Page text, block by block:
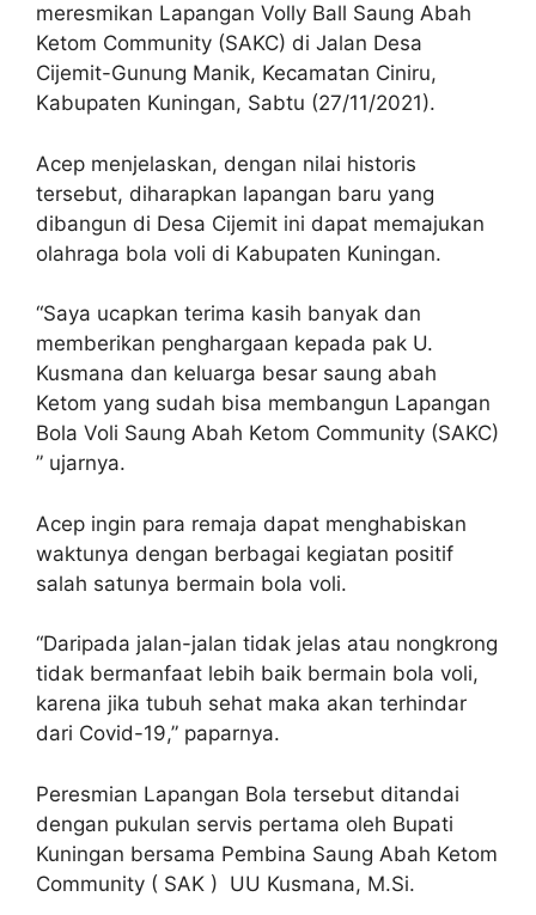
meresmikan Lapangan Volly Ball Saung Abah
Ketom Community (SAKC) di Jalan Desa
Cijemit-Gunung Manik, Kecamatan Ciniru,
Kabupaten Kuningan, Sabtu (27/11/2021).
Acep menjelaskan, dengan nilai historis
tersebut, diharapkan lapangan baru yang
dibangun di Desa Cijemit ini dapat memajukan
olahraga bola voli di Kabupaten Kuningan.
“Saya ucapkan terima kasih banyak dan
memberikan penghargaan kepada pak U.
Kusmana dan keluarga besar saung abah
Ketom yang sudah bisa membangun Lapangan
Bola Voli Saung Abah Ketom Community (SAKC)
” ujarnya.
Acep ingin para remaja dapat menghabiskan
waktunya dengan berbagai kegiatan positif
salah satunya bermain bola voli.
“Daripada jalan-jalan tidak jelas atau nongkrong
tidak bermanfaat lebih baik bermain bola voli,
karena jika tubuh sehat maka akan terhindar
dari Covid-19,” paparnya.
Peresmian Lapangan Bola tersebut ditandai
dengan pukulan servis pertama oleh Bupati
Kuningan bersama Pembina Saung Abah Ketom
Community ( SAK ) UU Kusmana, M.Si.